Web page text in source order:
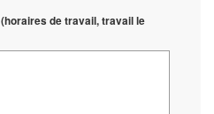
(horaires de travail, travail le